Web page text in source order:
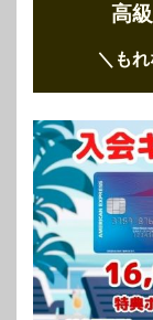
高
＼も